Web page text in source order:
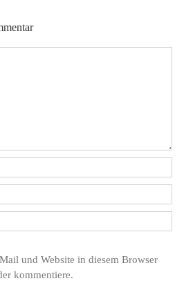
und Website in diesem Browser
kommentiere.